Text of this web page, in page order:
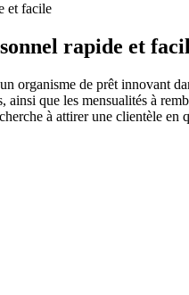
et facile
rapide et
organisme de prêt innovant
que les mensualités à
à attirer une clientèle